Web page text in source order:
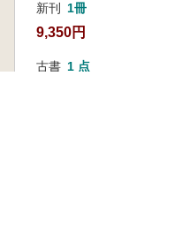
新刊 1冊
9,350円
古書 1 点